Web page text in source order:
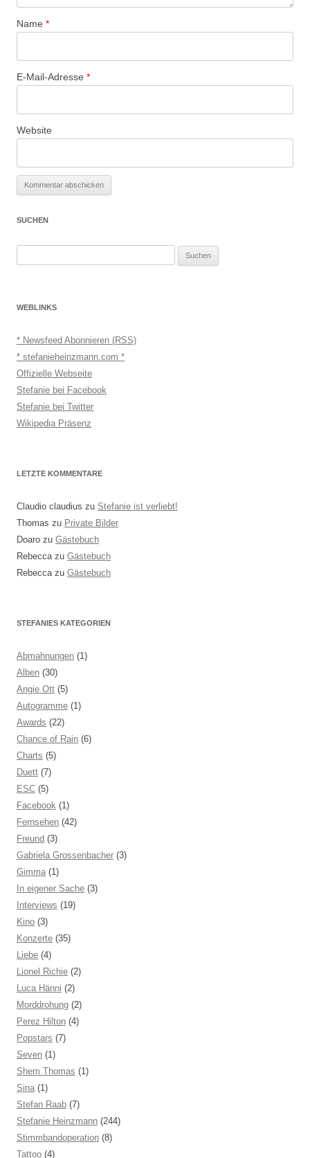
Name *
E-Mail-Adresse *
Website
SUCHEN
nach:
WEBLINKS
* Newsfeed Abonnieren (RSS)
* stefanieheinzmann.com *
Offizielle Webseite
Stefanie bei Facebook
Stefanie bei Twitter
Wikipedia Präsenz
LETZTE KOMMENTARE
Claudio claudius zu Stefanie ist verliebt!
Thomas zu Private Bilder
Doaro zu Gästebuch
Rebecca zu Gästebuch
Rebecca zu Gästebuch
STEFANIES KATEGORIEN
Abmahnungen (1)
Alben (30)
Angie Ott (5)
Autogramme (1)
Awards (22)
Chance of Rain (6)
Charts (5)
Duett (7)
ESC (5)
Facebook (1)
Fernsehen (42)
Freund (3)
Gabriela Grossenbacher (3)
Gimma (1)
In eigener Sache (3)
Interviews (19)
Kino (3)
Konzerte (35)
Liebe (4)
Lionel Richie (2)
Luca Hänni (2)
Morddrohung (2)
Perez Hilton (4)
Popstars (7)
Seven (1)
Shem Thomas (1)
Sina (1)
Stefan Raab (7)
Stefanie Heinzmann (244)
Stimmbandoperation (8)
Tattoo (4)